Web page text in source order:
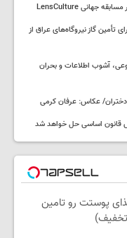
تأمین گاز نیروگاه‌های عراق از
آشوب اطلاعات و بحران
دختران/ عکاس: عرفان کرمی
قانون اساسی حل خواهد شد
پوستت رو تامین